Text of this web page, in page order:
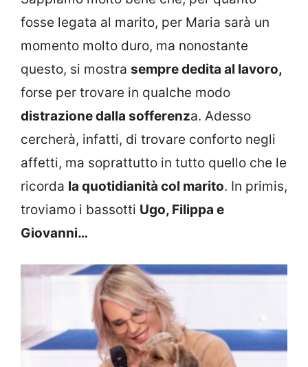
fosse legata al marito, per Maria sarà un
momento molto duro, ma nonostante
questo, si mostra sempre dedita al lavoro,
forse per trovare in qualche modo
distrazione dalla sofferenza. Adesso
cercherà, infatti, di trovare conforto negli
affetti, ma soprattutto in tutto quello che le
ricorda la quotidianità col marito. In primis,
troviamo i bassotti Ugo, Filippa e
Giovanni…